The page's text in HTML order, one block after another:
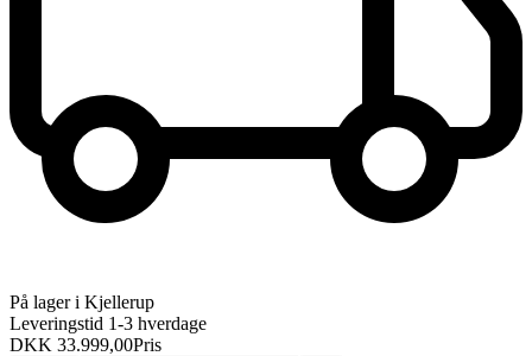
På lager i Kjellerup
Leveringstid 1-3 hverdage
DKK 33.999,00Pris